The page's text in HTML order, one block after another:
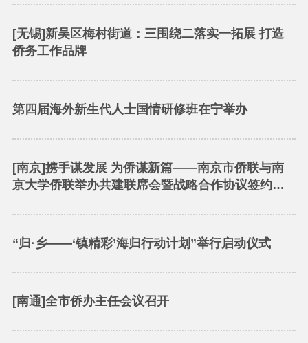
[无锡]新吴区梅村街道：三围绕二落实一拓展 打造
侨务工作品牌
第四届海外新生代人士国情研修班在宁举办
[南京]携手谋发展 为侨谋新篇——南京市侨联与南
京大学侨联举办共建联席会暨战略合作协议签约仪
“归·乡——‘镇精彩’海归行动计划”举行启动仪式
[南通]全市侨办主任会议召开